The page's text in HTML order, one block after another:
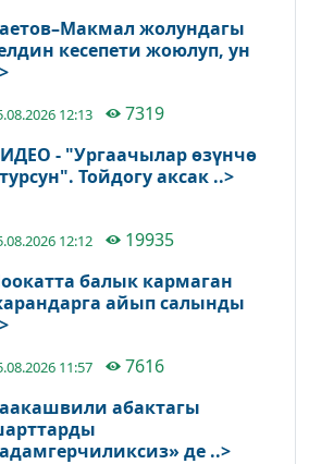
жолундагы
кесепети жоюлуп, ун
12:13
7319
- "Ургаачылар өзүнчө
Тойдогу аксак ..>
12:12
19935
балык кармаган
айып салынды
11:57
7616
абактагы
де ..>